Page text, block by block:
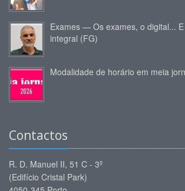
Exames — Os exames, o digital...
integral (FG)
Modalidade de horário em meia
Contactos
R. D. Manuel II, 51 C - 3º
(Edifício Cristal Park)